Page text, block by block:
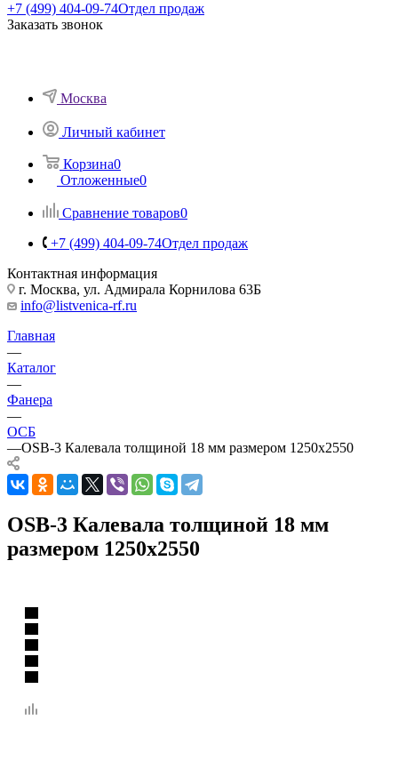
+7 (499) 404-09-74Отдел продаж
Заказать звонок
Москва
Личный кабинет
Корзина0
Отложенные0
Сравнение товаров0
+7 (499) 404-09-74Отдел продаж
Контактная информация
г. Москва, ул. Адмирала Корнилова 63Б
info@listvenica-rf.ru
Главная
—
Каталог
—
Фанера
—
ОСБ
—OSB-3 Калевала толщиной 18 мм размером 1250х2550
OSB-3 Калевала толщиной 18 мм
размером 1250х2550